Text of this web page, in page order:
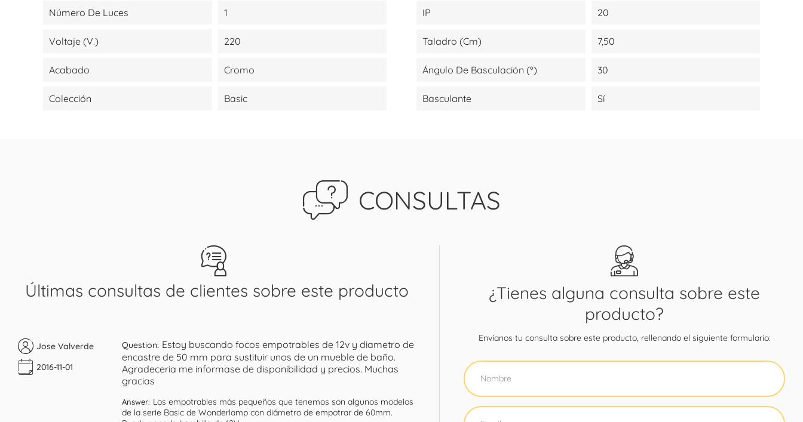
Número De Luces 1 IP 20
Voltaje (V.) 220 Taladro (cm) 7,50
Acabado Cromo Ángulo De Basculación (º) 30
Colección Basic Basculante Sí
CONSULTAS
Últimas consultas de clientes sobre este producto
Jose Valverde
2016-11-01
Question: Estoy buscando focos empotrables de 12v y diametro de
encastre de 50 mm para sustituir unos de un mueble de baño.
Agradeceria me informase de disponibilidad y precios. Muchas
gracias
Answer: Los empotrables más pequeños que tenemos son algunos modelos
de la serie Basic de Wonderlamp con diámetro de empotrar de 60mm.
¿Tienes alguna consulta sobre este
producto?
Envíanos tu consulta sobre este producto, rellenando el siguiente formulario: